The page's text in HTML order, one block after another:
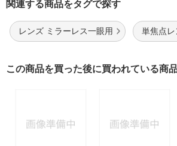
関連する商品をタグで探す
レンズ ミラーレス一眼用 単焦点
この商品を買った後に買われている商